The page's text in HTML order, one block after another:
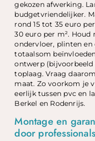
gekozen afwerking.
budgetvriendelijker.
rond 15 tot 35 euro
30 euro per m². Houd
ondervloer, plinten en
totaalsom
ontwerp (bijvoorbeeld
toplaag. Vraag
maat. Zo voorkom je
eerlijk tussen pvc en
Berkel en Rodenrijs.
Montage en
door